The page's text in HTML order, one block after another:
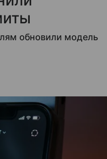
обновили модель